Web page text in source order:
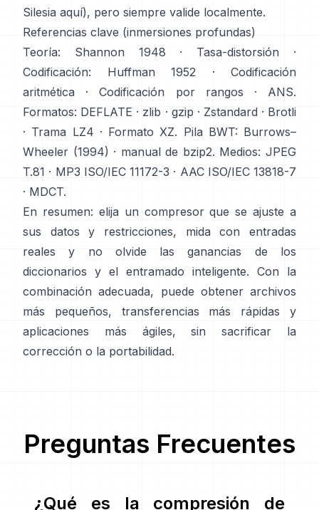
Silesia aquí), pero siempre valide localmente.
Referencias clave (inmersiones profundas)
Teoría:
Shannon 1948 · Tasa-distorsión
·
Codificación:
Huffman 1952 ·
Codificación
aritmética
· Codificación por rangos · ANS.
Formatos: DEFLATE · zlib · gzip · Zstandard · Brotli
· Trama LZ4 · Formato XZ. Pila BWT: Burrows–
Wheeler (1994) · manual de bzip2. Medios: JPEG
T.81 · MP3 ISO/IEC 11172-3 · AAC ISO/IEC 13818-7
· MDCT.
En resumen: elija un compresor que se ajuste a
sus datos y restricciones, mida con entradas
reales y no olvide las ganancias de los
diccionarios y el entramado inteligente. Con la
combinación adecuada, puede obtener archivos
más pequeños, transferencias más rápidas y
aplicaciones más ágiles, sin sacrificar la
corrección o la portabilidad.
Preguntas Frecuentes
¿Qué es la compresión de